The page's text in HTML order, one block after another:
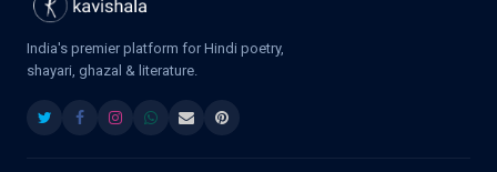
India's premier platform for Hindi poetry,
shayari, ghazal & literature.